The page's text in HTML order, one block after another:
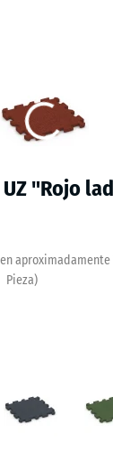
UZ "Rojo
aproximadamente
Pieza)
pizarra